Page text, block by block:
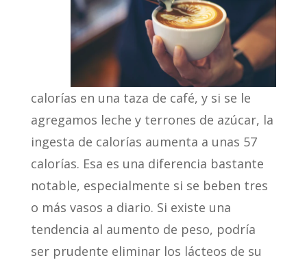
calorías en una taza de café, y si se le
agregamos leche y terrones de azúcar, la
ingesta de calorías aumenta a unas 57
calorías. Esa es una diferencia bastante
notable, especialmente si se beben tres
o más vasos a diario. Si existe una
tendencia al aumento de peso, podría
ser prudente eliminar los lácteos de su